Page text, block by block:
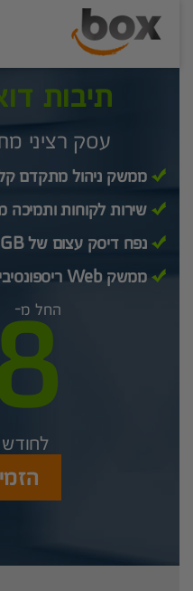
תיבות
עסק רציני
ממשק ניהול מתקדם
שירות לקוחות ותמיכה
נפח דיסק עצום של 10GB
ממשק Web ריספונסיבי לשליחה וצפיה בדוא"ל
החל מ-